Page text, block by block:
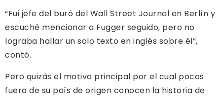
“Fui jefe del buró del Wall Street Journal en Berlín y
escuché mencionar a Fugger seguido, pero no
lograba hallar un solo texto en inglés sobre él”,
contó.
Pero quizás el motivo principal por el cual pocos
fuera de su país de origen conocen la historia de